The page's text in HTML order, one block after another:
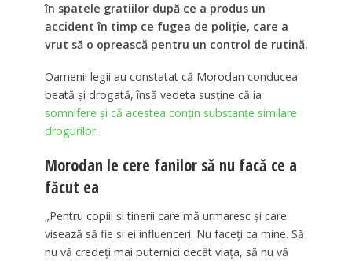
în spatele gratiilor după ce a produs un
accident în timp ce fugea de poliție, care a
vrut să o oprească pentru un control de rutină.
Oamenii legii au constatat că Morodan conducea
beată și drogată, însă vedeta susține că ia
somnifere și că acestea conțin substanțe similare
drogurilor.
Morodan le cere fanilor să nu facă ce a
făcut ea
„Pentru copiii și tinerii care mă urmaresc și care
visează să fie si ei influenceri. Nu faceți ca mine. Să
nu vă credeți mai puternici decât viața, să nu vă